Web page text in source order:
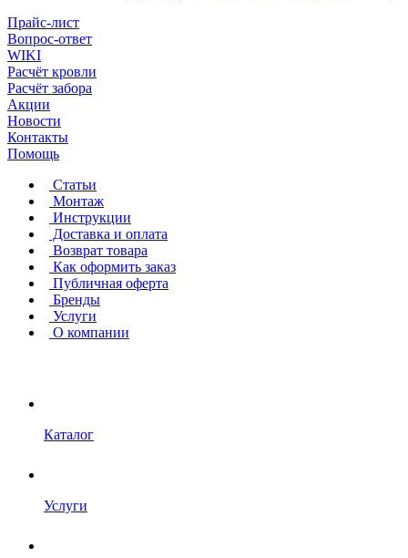
Прайс-лист
Вопрос-ответ
WIKI
Расчёт кровли
Расчёт забора
Акции
Новости
Контакты
Помощь
Статьи
Монтаж
Инструкции
Доставка и оплата
Возврат товара
Как оформить заказ
Публичная оферта
Бренды
Услуги
О компании
Каталог
Услуги